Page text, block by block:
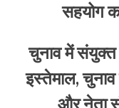
सहयोग
चुनाव में संयुक्त
इस्तेमाल,
और नेता